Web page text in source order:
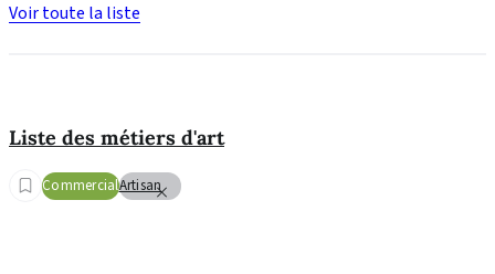
Liste des métiers d'art
CommercialArtisan
Voir toute la liste